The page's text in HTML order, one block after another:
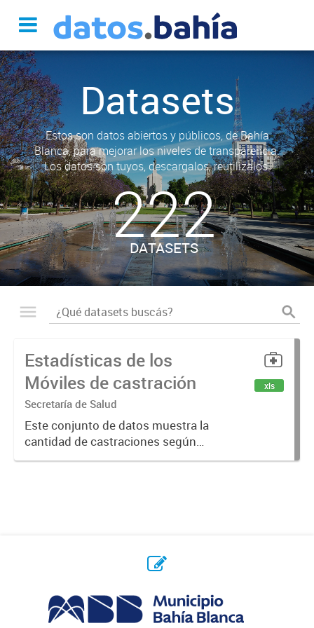
Datasets
Estos son datos abiertos y públicos, de Bahía
Blanca, para mejorar los niveles de transparencia.
Los datos son tuyos, descargalos, reutilizalos.
222
DATASETS
Estadísticas de los
Móviles de castración
Secretaría de Salud
Este conjunto de datos muestra la
cantidad de castraciones según
felino o canino, y cantidad de
xls